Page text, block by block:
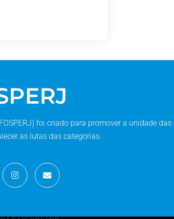
foi criado para promover a unidade
as lutas das categorias.